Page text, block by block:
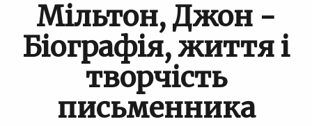
Мільтон, Джон -
Біографія, життя і
творчість
письменника